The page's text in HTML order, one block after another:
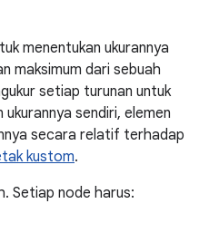
menentukan ukurannya
maksimum dari sebuah
setiap turunan untuk
sendiri, elemen
secara relatif terhadap
kustom.
Setiap node harus: